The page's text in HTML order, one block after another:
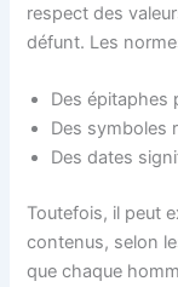
respect des
défunt. Les
Des épitaphes
Des symboles
Des dates
Toutefois, il peut
contenus, selon
que chaque